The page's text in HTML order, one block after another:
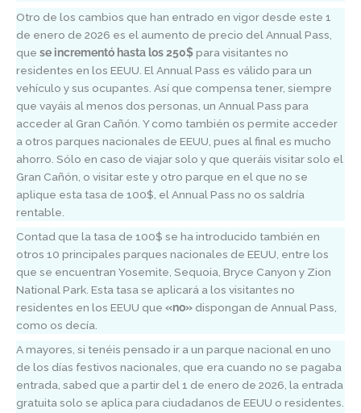
Otro de los cambios que han entrado en vigor desde este 1
de enero de 2026 es el aumento de precio del Annual Pass,
que se incrementó hasta los 250$para visitantes no
residentes en los EEUU. El Annual Pass es válido para un
vehículo y sus ocupantes. Así que compensa tener, siempre
que vayáis al menos dos personas, un Annual Pass para
acceder al Gran Cañón. Y como también os permite acceder
a otros parques nacionales de EEUU, pues al final es mucho
ahorro. Sólo en caso de viajar solo y que queráis visitar solo el
Gran Cañón, o visitar este y otro parque en el que no se
aplique esta tasa de 100$, el Annual Pass no os saldría
rentable.
Contad que la tasa de 100$ se ha introducido también en
otros 10 principales parques nacionales de EEUU, entre los
que se encuentran Yosemite, Sequoia, Bryce Canyon y Zion
National Park. Esta tasa se aplicará a los visitantes no
residentes en los EEUU que «no» dispongan de Annual Pass,
como os decía.
A mayores, si tenéis pensado ir a un parque nacional en uno
de los días festivos nacionales, que era cuando no se pagaba
entrada, sabed que a partir del 1 de enero de 2026, la entrada
gratuita solo se aplica para ciudadanos de EEUU o residentes.